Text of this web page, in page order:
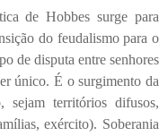
de Hobbes surge para
do feudalismo para o
de disputa entre senhores
único. É o surgimento da
sejam territórios difusos,
exército). Soberania